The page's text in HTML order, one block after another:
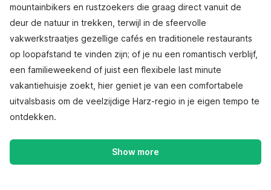
mountainbikers en rustzoekers die graag direct vanuit de
deur de natuur in trekken, terwijl in de sfeervolle
vakwerkstraatjes gezellige cafés en traditionele restaurants
op loopafstand te vinden zijn; of je nu een romantisch verblijf,
een familieweekend of juist een flexibele last minute
vakantiehuisje zoekt, hier geniet je van een comfortabele
uitvalsbasis om de veelzijdige Harz-regio in je eigen tempo te
ontdekken.
Show more